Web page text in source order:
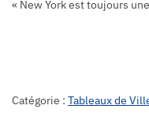
« New York est toujours
Catégorie : Tableaux de